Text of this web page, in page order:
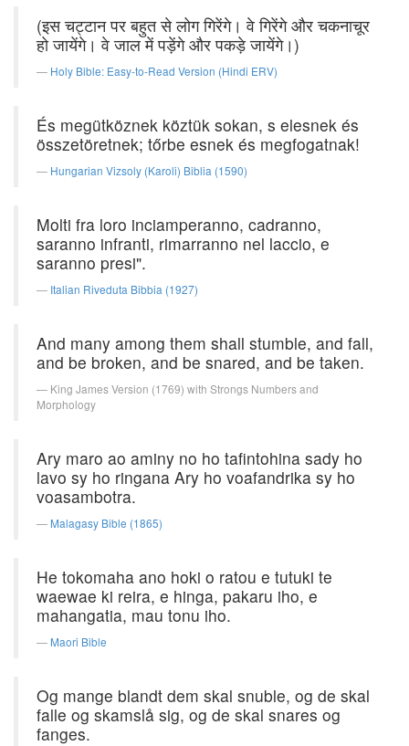
(इस चट्टान पर बहुत से लोग गिरेंगे। वे गिरेंगे और चकनाचूर
हो जायेंगे। वे जाल में पड़ेंगे और पकड़े जायेंगे।)
Holy Bible: Easy-to-Read Version (Hindi ERV)
És megütköznek köztük sokan, s elesnek és
összetöretnek; tőrbe esnek és megfogatnak!
Hungarian Vizsoly (Karoli) Biblia (1590)
Molti fra loro inciamperanno, cadranno,
saranno infranti, rimarranno nel laccio, e
saranno presi".
Italian Riveduta Bibbia (1927)
And many among them shall stumble, and fall,
and be broken, and be snared, and be taken.
King James Version (1769) with Strongs Numbers and
Morphology
Ary maro ao aminy no ho tafintohina sady ho
lavo sy ho ringana Ary ho voafandrika sy ho
voasambotra.
Malagasy Bible (1865)
He tokomaha ano hoki o ratou e tutuki te
waewae ki reira, e hinga, pakaru iho, e
mahangatia, mau tonu iho.
Maori Bible
Og mange blandt dem skal snuble, og de skal
falle og skamslå sig, og de skal snares og
fanges.